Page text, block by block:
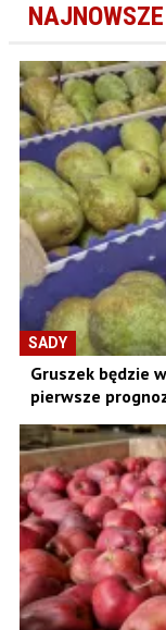
SADY
Gruszek będzie
pierwsze